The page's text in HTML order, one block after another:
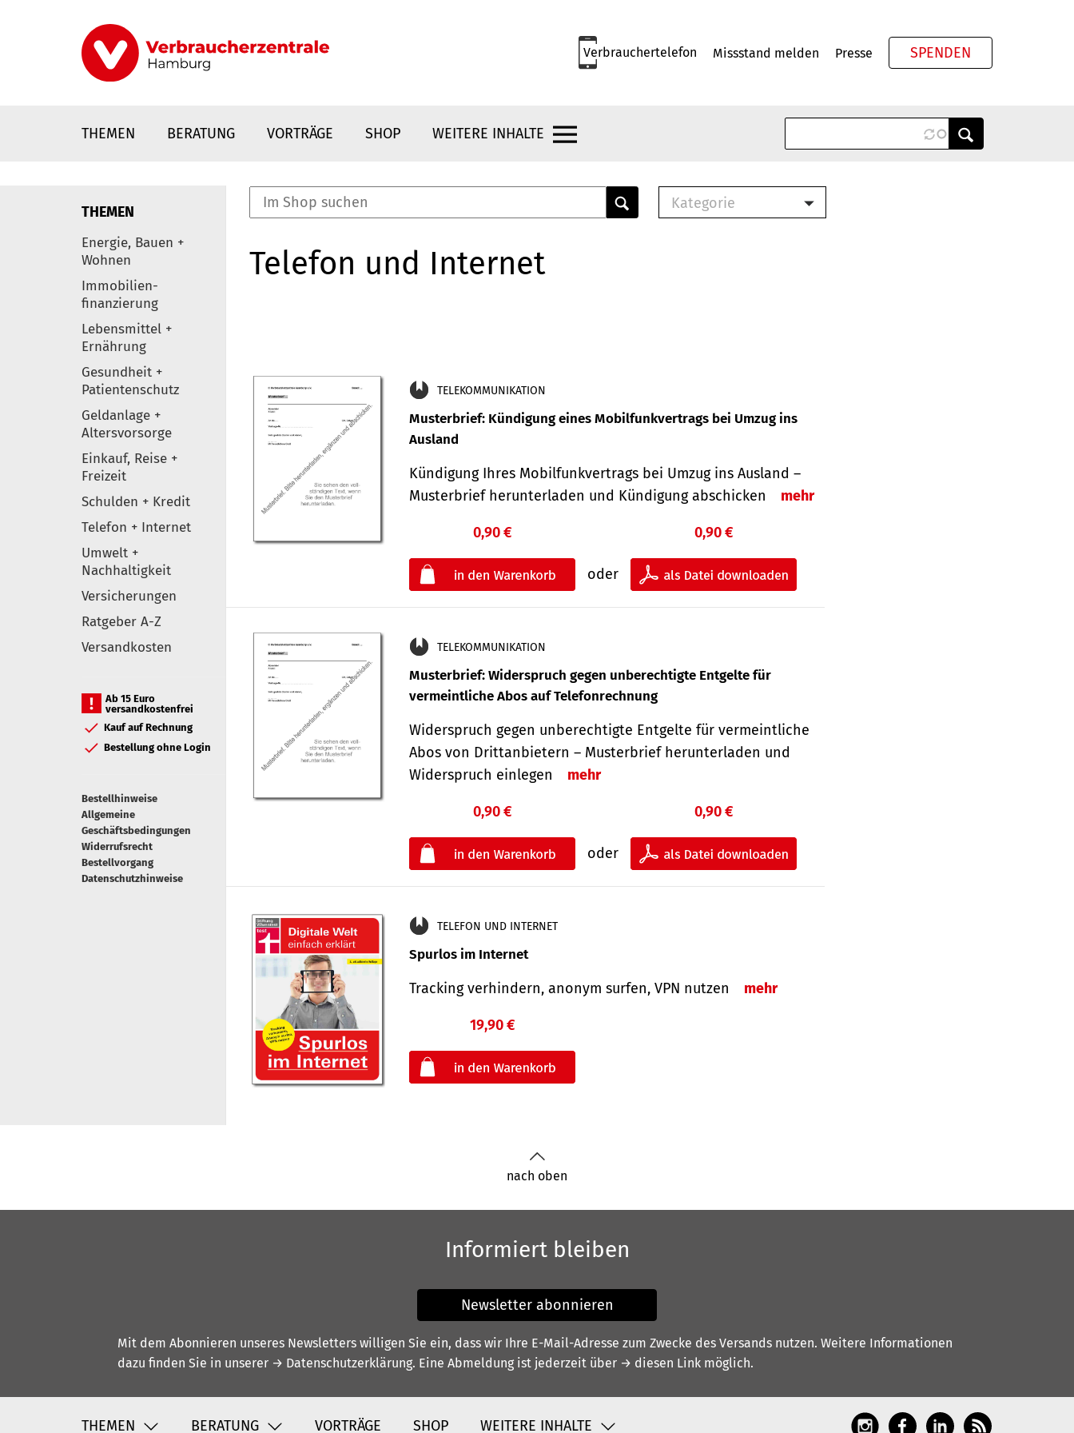
Verbrauchertelefon Missstand melden Presse SPENDEN
THEMEN BERATUNG VORTRÄGE SHOP WEITERE INHALTE
Elemente
THEMEN
Energie, Bauen +
Wohnen
Immobilien-
finanzierung
Lebensmittel +
Ernährung
Gesundheit +
Patientenschutz
Geldanlage +
Altersvorsorge
Einkauf, Reise +
Freizeit
Schulden + Kredit
Telefon + Internet
Umwelt +
Nachhaltigkeit
Versicherungen
Ratgeber A-Z
Versandkosten
Ab 15 Euro
versandkostenfrei
Kauf auf Rechnung
Bestellung ohne Login
Bestellhinweise
Allgemeine
Geschäftsbedingungen
Widerrufsrecht
Bestellvorgang
Datenschutzhinweise
Kategorie
Telefon und Internet
TELEKOMMUNIKATION
Musterbrief: Kündigung eines Mobilfunkvertrags bei Umzug ins
Ausland
Kündigung Ihres Mobilfunkvertrags bei Umzug ins Ausland –
Musterbrief herunterladen und Kündigung abschicken
mehr
0,90 €
oder
0,90 €
TELEKOMMUNIKATION
Musterbrief: Widerspruch gegen unberechtigte Entgelte für
vermeintliche Abos auf Telefonrechnung
Widerspruch gegen unberechtigte Entgelte für vermeintliche
Abos von Drittanbietern – Musterbrief herunterladen und
Widerspruch einlegen
mehr
0,90 €
oder
0,90 €
TELEFON UND INTERNET
Spurlos im Internet
Tracking verhindern, anonym surfen, VPN nutzen mehr
19,90 €
nach oben
Informiert bleiben
Newsletter abonnieren
Mit dem Abonnieren unseres Newsletters willigen Sie ein, dass wir Ihre E-Mail-Adresse zum Zwecke des Versands nutzen. Weitere Informationen
dazu finden Sie in unserer → Datenschutzerklärung. Eine Abmeldung ist jederzeit über → diesen Link möglich.
THEMEN BERATUNG VORTRÄGE SHOP WEITERE INHALTE